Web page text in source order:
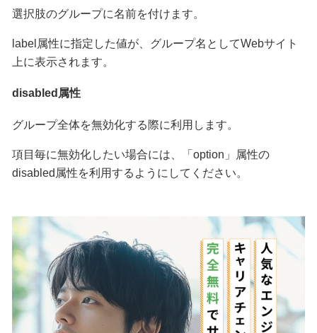
選択肢のグループに名前を付けます。
label属性に指定した値が、グループ名としてWebサイト
上に表示されます。
disabled属性
グループ全体を無効化する際に利用します。
項目毎に無効化したい場合には、「option」属性の
disabled属性を利用するようにしてください。